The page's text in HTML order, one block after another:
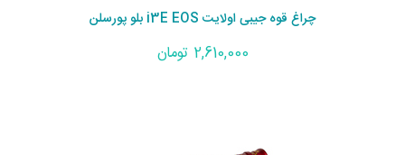
چراغ قوه جیبی اولایت i3E EOS بلو پورسلن
2,610,000 تومان